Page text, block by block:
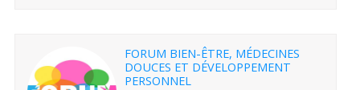
FORUM BIEN-ÊTRE, MÉDECINES
DOUCES ET DÉVELOPPEMENT
PERSONNEL